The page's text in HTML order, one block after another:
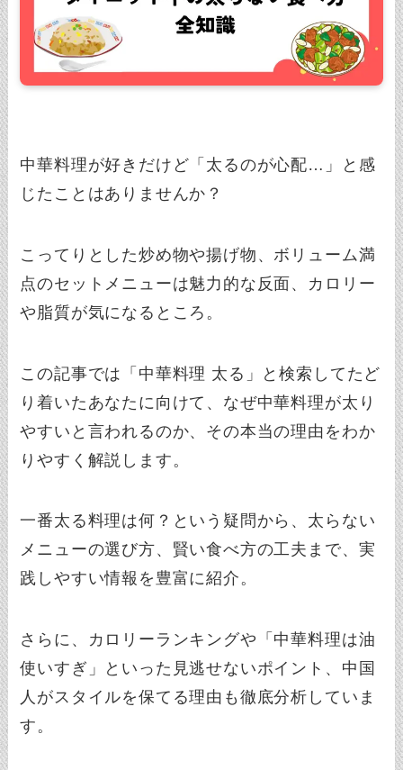
中華料理が好きだけど「太るのが心配…」と感
じたことはありませんか？
こってりとした炒め物や揚げ物、ボリューム満
点のセットメニューは魅力的な反面、カロリー
や脂質が気になるところ。
この記事では「中華料理 太る」と検索してたど
り着いたあなたに向けて、なぜ中華料理が太り
やすいと言われるのか、その本当の理由をわか
りやすく解説します。
一番太る料理は何？という疑問から、太らない
メニューの選び方、賢い食べ方の工夫まで、実
践しやすい情報を豊富に紹介。
さらに、カロリーランキングや「中華料理は油
使いすぎ」といった見逃せないポイント、中国
人がスタイルを保てる理由も徹底分析していま
す。